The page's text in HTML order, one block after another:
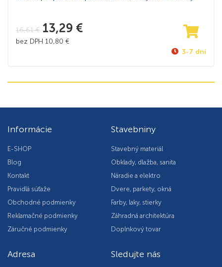
16,61€ 13,29 €
bez DPH 10,80 €
3-7 dní
Informácie
E-SHOP
Blog
Kontakt
Pravidlá súťaže
Obchodné podmienky
Reklamačné podmienky
Záručné podmienky
Stavebniny
Stavebný materiál
Obklady, dlažba, sanita
Náradie a elektro
Dvere, parkety, okná
Farby, laky, stierky
Záhradná architektúra
Doplnkový tovar
Adresa Sledujte nás